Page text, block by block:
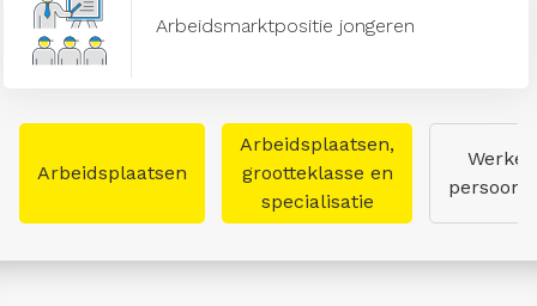
Arbeidsmarktpositie jongeren
Arbeidsplaatsen
Arbeidsplaatsen,
grootteklasse en
specialisatie